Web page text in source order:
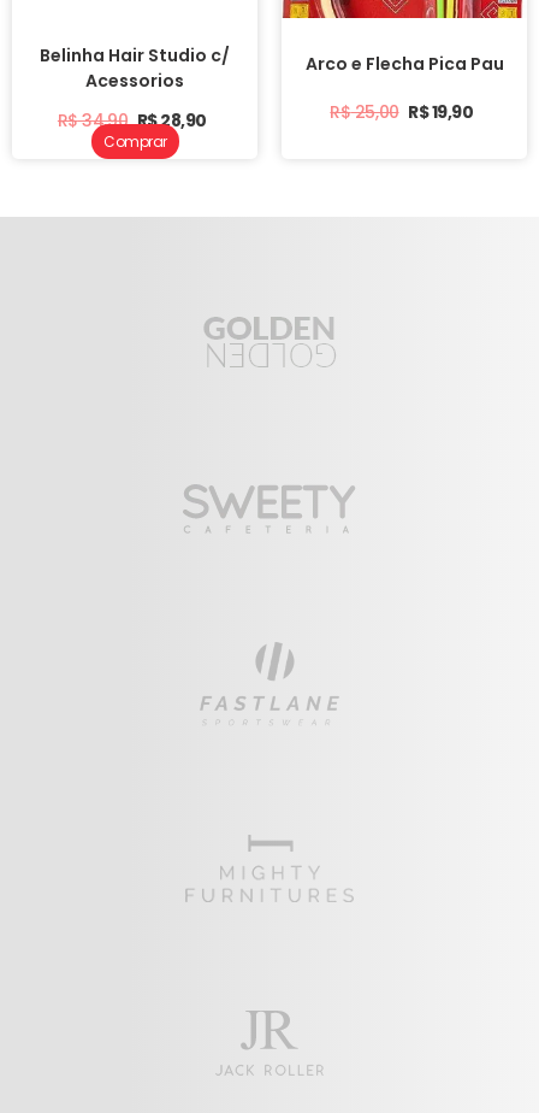
Belinha Hair Studio c/
Acessorios
R$34,90 R$28,90
Arco e Flecha Pica Pau
R$25,00 R$19,90
Comprar